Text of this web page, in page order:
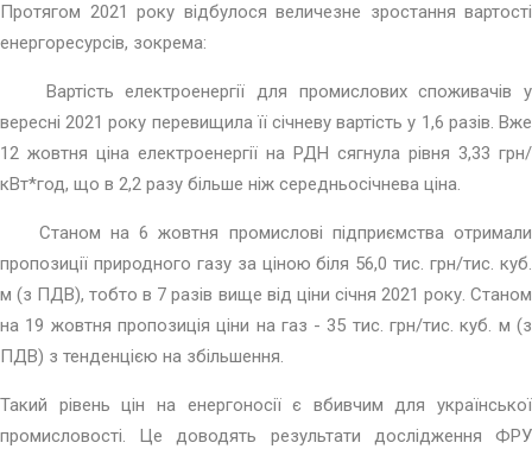
Протягом 2021 року відбулося величезне зростання вартості
енергоресурсів, зокрема:
Вартість електроенергії для промислових споживачів у
вересні 2021 року перевищила її січневу вартість у 1,6 разів. Вже
12 жовтня ціна електроенергії на РДН сягнула рівня 3,33 грн/
кВт*год, що в 2,2 разу більше ніж середньосічнева ціна.
Станом на 6 жовтня промислові підприємства отримали
пропозиції природного газу за ціною біля 56,0 тис. грн/тис. куб.
м (з ПДВ), тобто в 7 разів вище від ціни січня 2021 року. Станом
на 19 жовтня пропозиція ціни на газ - 35 тис. грн/тис. куб. м (з
ПДВ) з тенденцією на збільшення.
Такий рівень цін на енергоносії є вбивчим для української
промисловості. Це доводять результати дослідження ФРУ